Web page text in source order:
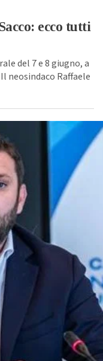
ecco tutti
del 7 e 8 giugno, a
neosindaco Raffaele